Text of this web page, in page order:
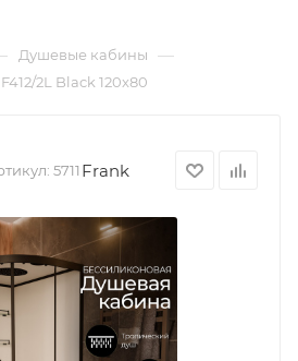
Душевые кабины —
2L Black 120x80
5711 Frank